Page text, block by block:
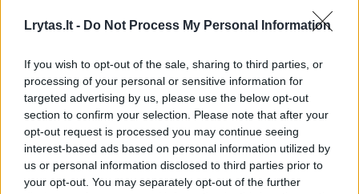
Lrytas.lt - Do Not Process My Personal Information
If you wish to opt-out of the sale, sharing to third parties, or
processing of your personal or sensitive information for
targeted advertising by us, please use the below opt-out
section to confirm your selection. Please note that after your
opt-out request is processed you may continue seeing
interest-based ads based on personal information utilized by
us or personal information disclosed to third parties prior to
your opt-out. You may separately opt-out of the further
būrimas, savanorystės populiarinimas tarp
jaunimo, dirbančių žmonių, šeimų ir vyresnio
amžiaus asmenų bei pagalba organizacijoms,
susiduriančioms su iššūkiais randant ir
išlaikant savanorius.
savanorystė ^Instant sukaktis